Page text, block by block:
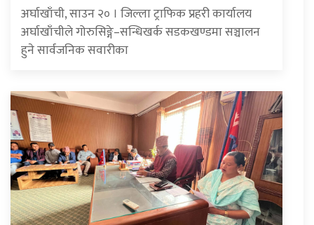
अर्घाखाँची, साउन २० । जिल्ला ट्राफिक प्रहरी कार्यालय
अर्घाखाँचीले गोरुसिङ्गे–सन्धिखर्क सडकखण्डमा सञ्चालन
हुने सार्वजनिक सवारीका